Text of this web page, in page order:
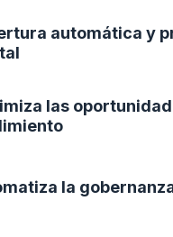
automática y
las
la